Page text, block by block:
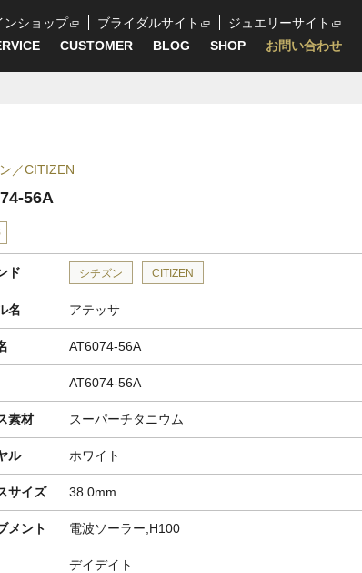
ンショップ ブライダルサイト
ジュエリーサイト
CUSTOMER BLOG SHOP お問い合わせ
CITIZEN
56A
ド シチズン CITIZEN
名 アテッサ
AT6074-56A
AT6074-56A
素材 スーパーチタニウム
ル ホワイト
サイズ 38.0mm
メント 電波ソーラー,H100
デイデイト